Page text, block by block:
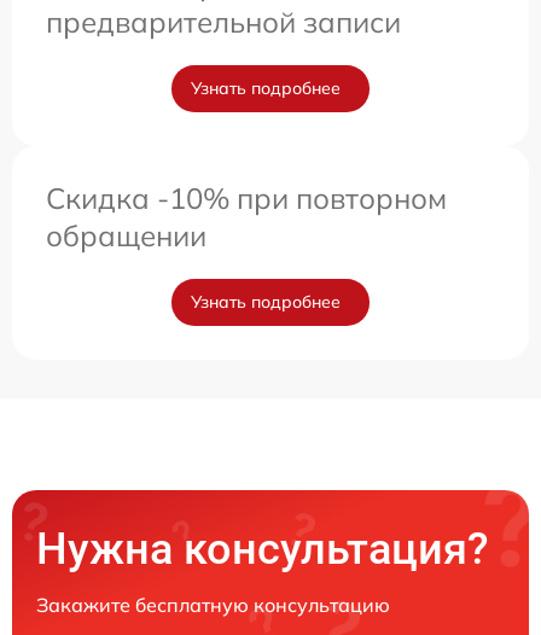
предварительной записи
Узнать подробнее
Скидка -10% при повторном
обращении
Узнать подробнее
Нужна консультация?
Закажите бесплатную консультацию